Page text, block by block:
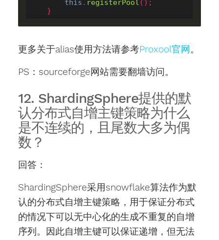
this . registerPool ();
}
更多关于alias使用方法请参考Proxool官网。
PS：sourceforge网站需要翻墙访问。
12. ShardingSphere提供的默
认分布式自增主键策略为什么
是不连续的，且尾数大多为偶
数？
回答：
ShardingSphere采用snowflake算法作为默
认的分布式自增主键策略，用于保证分布式
的情况下可以无中心化的生成不重复的自增
序列。因此自增主键可以保证递增，但无法